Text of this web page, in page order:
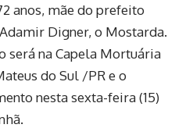
anos, mãe do prefeito
Digner, o Mostarda.
será na Capela Mortuária
do Sul /PR e o
nesta sexta-feira (15)